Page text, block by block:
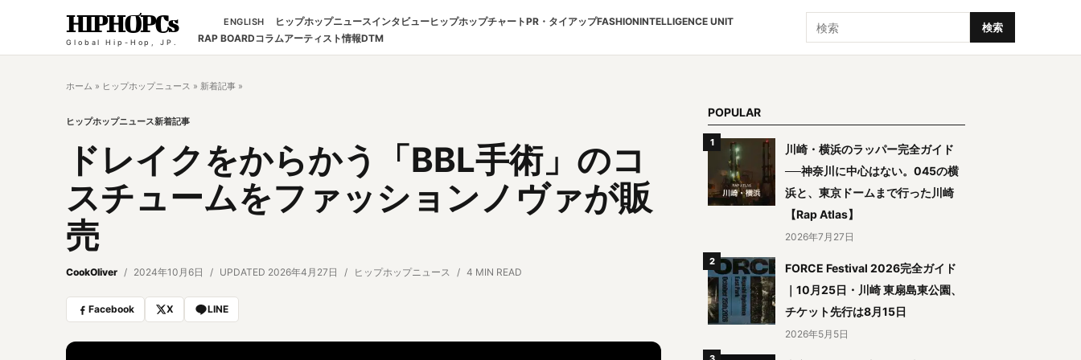
HIPHOPCs
Global Hip-Hop, JP.
ENGLISH ヒップホップニュースインタビューヒップホップチャートPR・タイアップFASHIONINTELLIGENCE UNIT
RAP BOARDコラムアーティスト情報DTM
検索 検索
ホーム » ヒップホップニュース » 新着記事 »
ヒップホップニュース新着記事
ドレイクをからかう「BBL手術」のコ
スチュームをファッションノヴァが販
売
CookOliver 2024年10月6日 UPDATED 2026年4月27日 ヒップホップニュース 4 MIN READ
Facebook X LINE
POPULAR
川崎・横浜のラッパー完全ガイド
──神奈川に中心はない。045の横
浜と、東京ドームまで行った川崎
【Rap Atlas】
2026年7月27日
FORCE Festival 2026完全ガイド
｜10月25日・川崎 東扇島東公園、
チケット先行は8月15日
2026年5月5日